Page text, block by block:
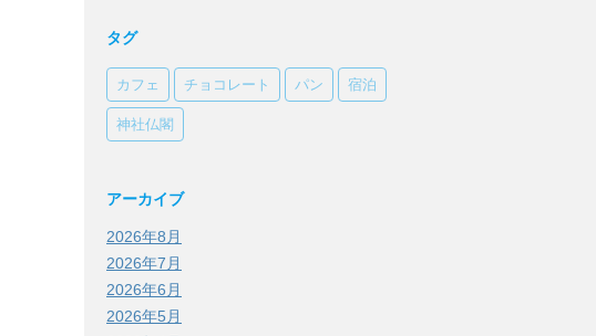
タグ
カフェ チョコレート パン 宿泊
神社仏閣
アーカイブ
2026年8月
2026年7月
2026年6月
2026年5月